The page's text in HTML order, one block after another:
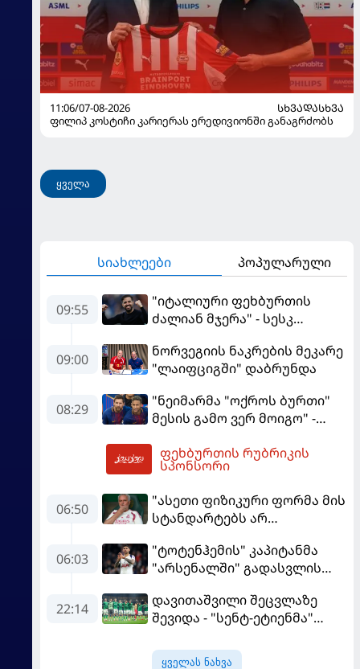
11:06/07-08-2026
ᲡᲮᲕᲐᲓᲐᲡᲮᲕᲐ
ფილიპ კოსტიჩი კარიერას ერედივიონში განაგრძობს
ყველა
სიახლეები პოპულარული
09:55
"იტალიური ფეხბურთის
ძალიან მჯერა" - სესკ
09:00
ნორვეგიის ნაკრების მეკარე
"ლაიფციგში" დაბრუნდა
08:29
"ნეიმარმა "ოქროს ბურთი"
მესის გამო ვერ მოიგო" -
აგენტი
ფეხბურთის რუბრიკის
სპონსორი
06:50
"ასეთი ფიზიკური ფორმა მის
სტანდარტებს არ
"რეალის" ახალწვეული
გააკრიტიკა
06:03
"ტოტენჰემის" კაპიტანმა
"არსენალში" გადასვლის
22:14
დავითაშვილი შეცვლაზე
შევიდა - "სენტ-ეტიენმა"
ყველას ნახვა